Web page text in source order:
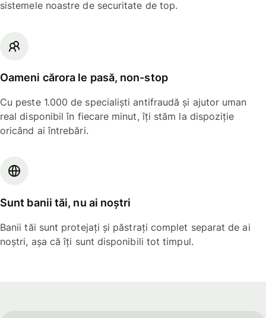
sistemele noastre de securitate de top.
Oameni cărora le pasă, non-stop
Cu peste 1.000 de specialiști antifraudă și ajutor uman
real disponibil în fiecare minut, îți stăm la dispoziție
oricând ai întrebări.
Sunt banii tăi, nu ai noștri
Banii tăi sunt protejați și păstrați complet separat de ai
noștri, așa că îți sunt disponibili tot timpul.